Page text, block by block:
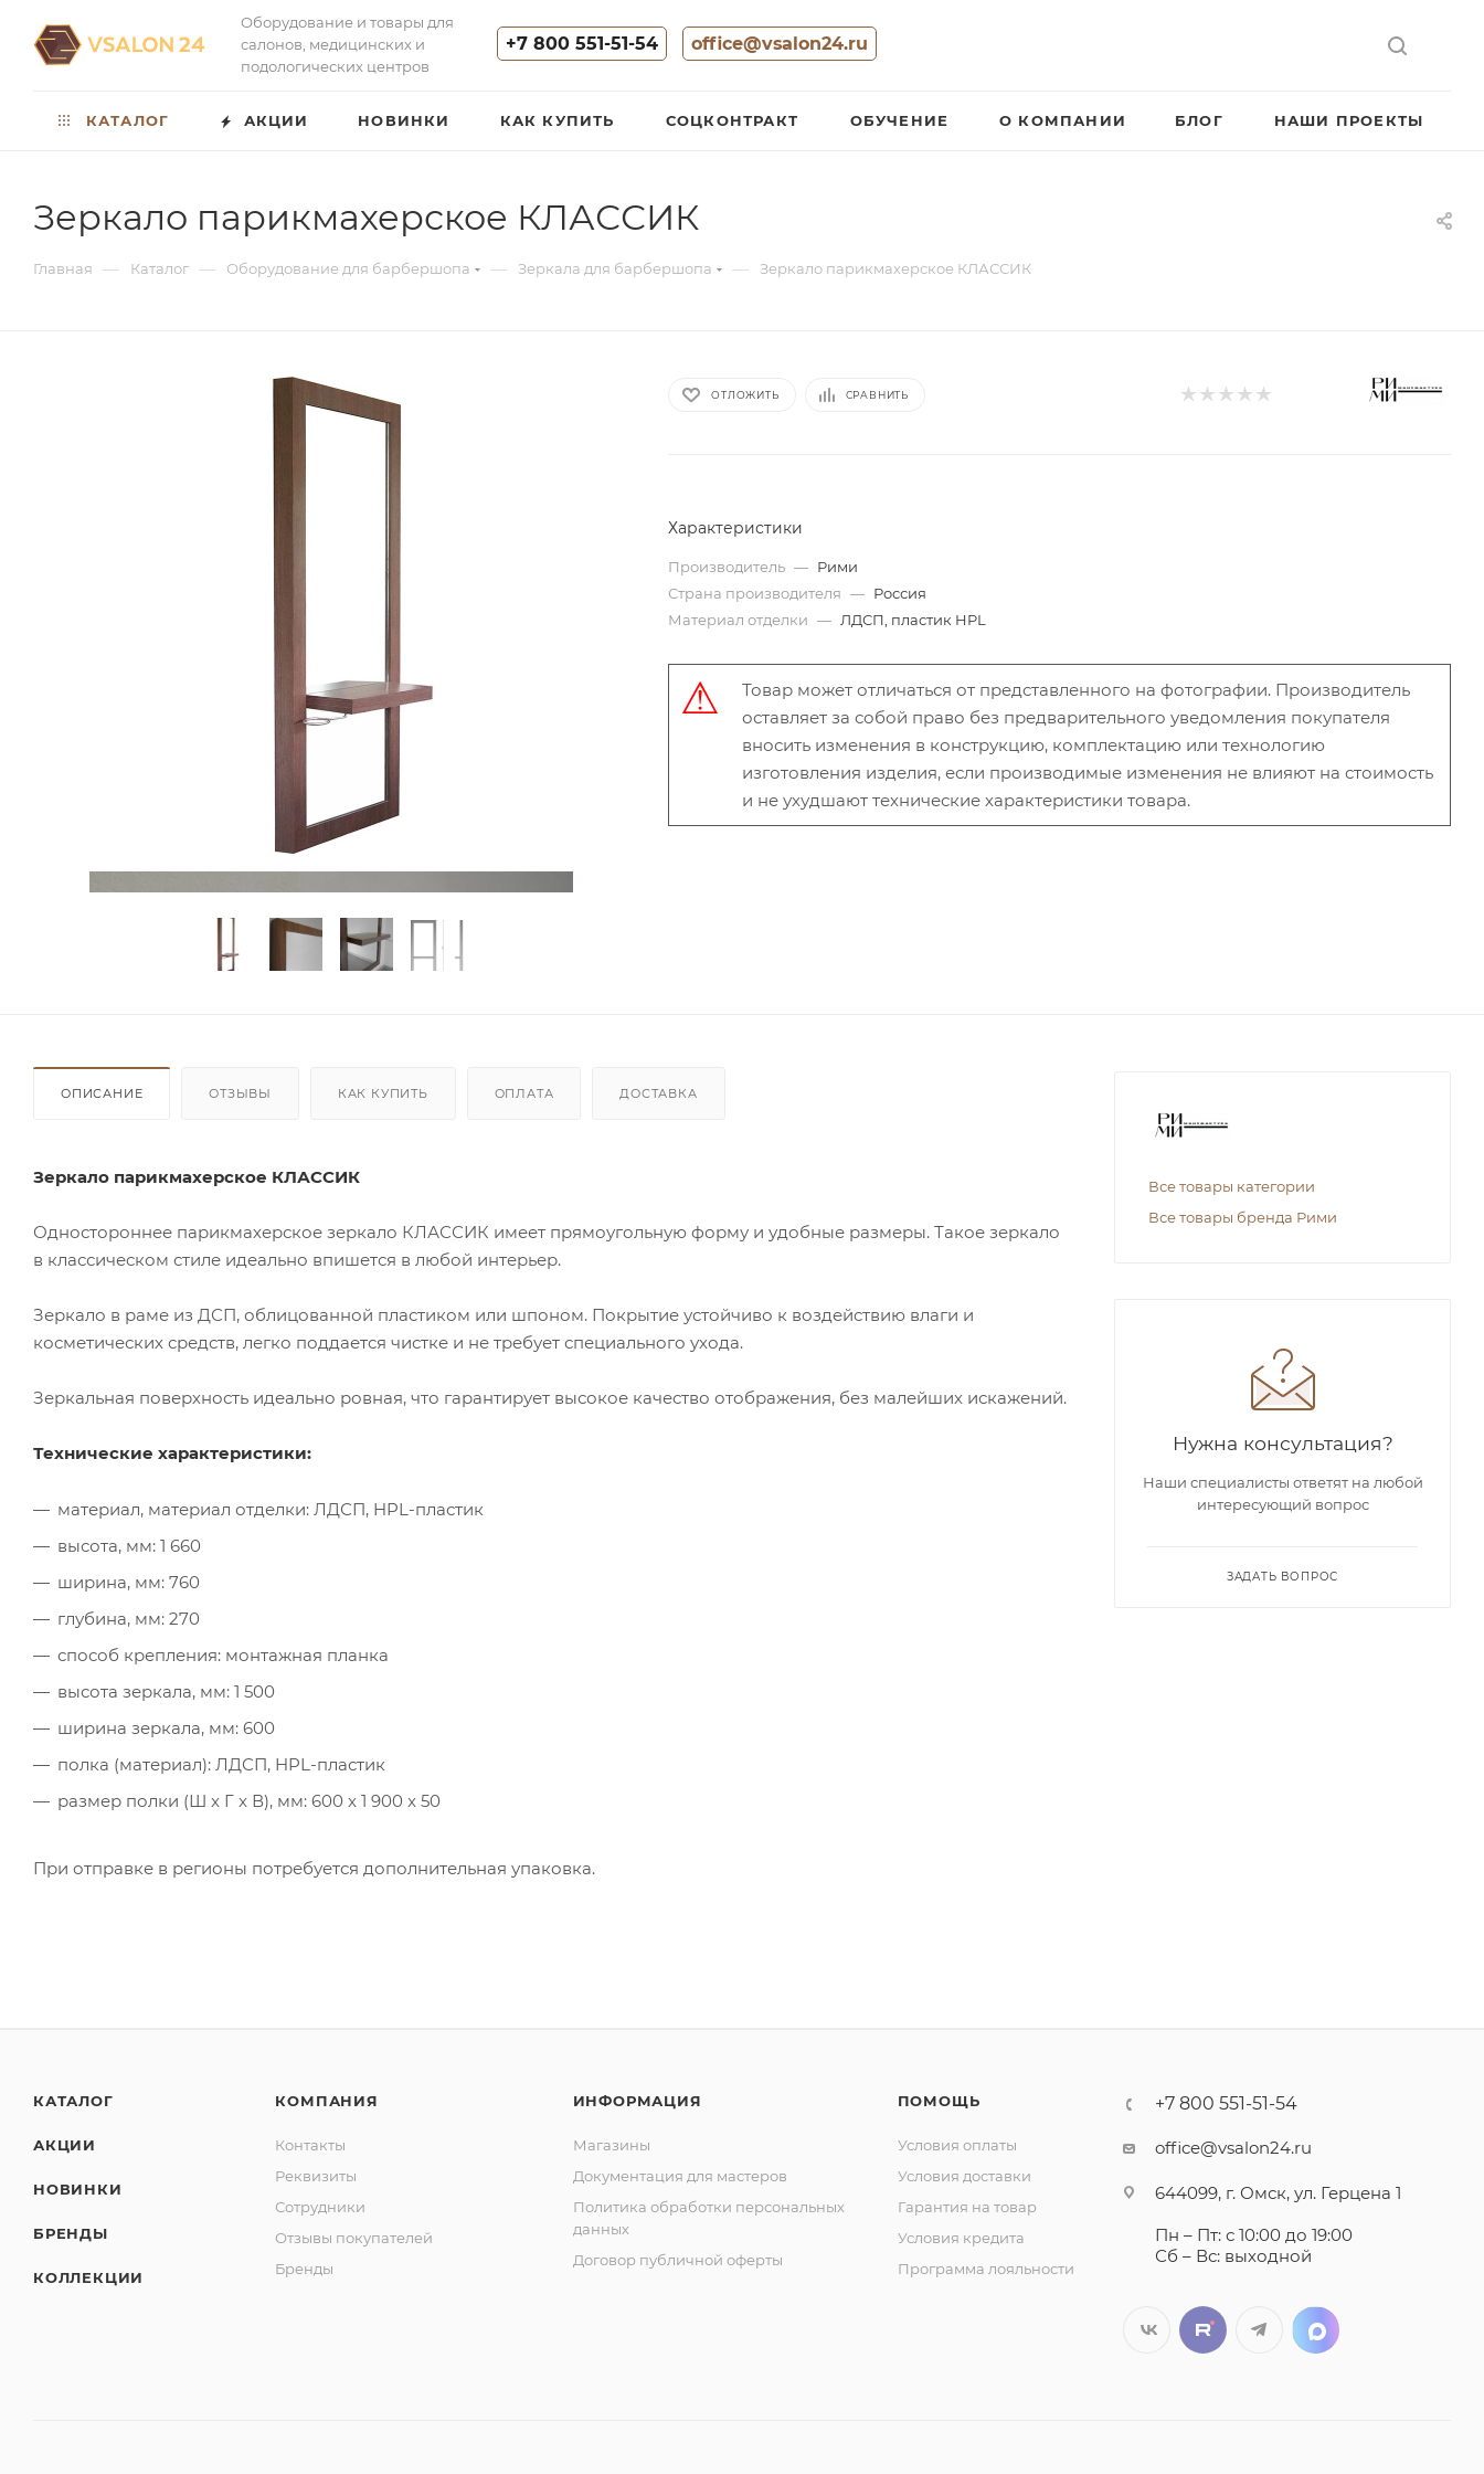
Оборудование и товары для
салонов, медицинских и
подологических центров
+7 800 551-51-54 office@vsalon24.ru
КАТАЛОГ АКЦИИ НОВИНКИ КАК КУПИТЬ СОЦКОНТРАКТ ОБУЧЕНИЕ О КОМПАНИИ БЛОГ НАШИ ПРОЕКТЫ
Зеркало парикмахерское КЛАССИК
Главная — Каталог — Оборудование для барбершопа — Зеркала для барбершопа — Зеркало парикмахерское КЛАССИК
ОТЛОЖИТЬ СРАВНИТЬ
Характеристики
Производитель — Рими
Страна производителя — Россия
Материал отделки — ЛДСП, пластик HPL
Товар может отличаться от представленного на фотографии. Производитель
оставляет за собой право без предварительного уведомления покупателя
вносить изменения в конструкцию, комплектацию или технологию
изготовления изделия, если производимые изменения не влияют на стоимость
и не ухудшают технические характеристики товара.
ОПИСАНИЕ ОТЗЫВЫ КАК КУПИТЬ ОПЛАТА ДОСТАВКА
Зеркало парикмахерское КЛАССИК
Одностороннее парикмахерское зеркало КЛАССИК имеет прямоугольную форму и удобные размеры. Такое зеркало
в классическом стиле идеально впишется в любой интерьер.
Зеркало в раме из ДСП, облицованной пластиком или шпоном. Покрытие устойчиво к воздействию влаги и
косметических средств, легко поддается чистке и не требует специального ухода.
Зеркальная поверхность идеально ровная, что гарантирует высокое качество отображения, без малейших искажений.
Технические характеристики:
материал, материал отделки: ЛДСП, HPL-пластик
высота, мм: 1 660
ширина, мм: 760
глубина, мм: 270
способ крепления: монтажная планка
высота зеркала, мм: 1 500
ширина зеркала, мм: 600
полка (материал): ЛДСП, HPL-пластик
размер полки (Ш x Г x В), мм: 600 x 1 900 x 50
При отправке в регионы потребуется дополнительная упаковка.
Все товары категории
Все товары бренда Рими
Нужна консультация?
Наши специалисты ответят на любой
интересующий вопрос
ЗАДАТЬ ВОПРОС
КАТАЛОГ
АКЦИИ
НОВИНКИ
БРЕНДЫ
КОЛЛЕКЦИИ
КОМПАНИЯ
Контакты
Реквизиты
Сотрудники
Отзывы покупателей
Бренды
ИНФОРМАЦИЯ
Магазины
Документация для мастеров
Политика обработки персональных
данных
Договор публичной оферты
ПОМОЩЬ
Условия оплаты
Условия доставки
Гарантия на товар
Условия кредита
Программа лояльности
+7 800 551-51-54
office@vsalon24.ru
644099, г. Омск, ул. Герцена 1
Пн – Пт: с 10:00 до 19:00
Сб – Вс: выходной